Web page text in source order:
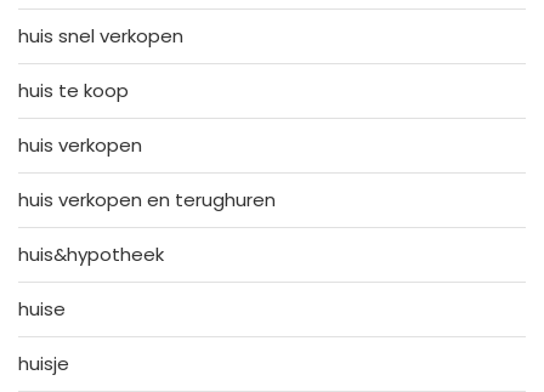
huis snel verkopen
huis te koop
huis verkopen
huis verkopen en terughuren
huis&hypotheek
huise
huisje